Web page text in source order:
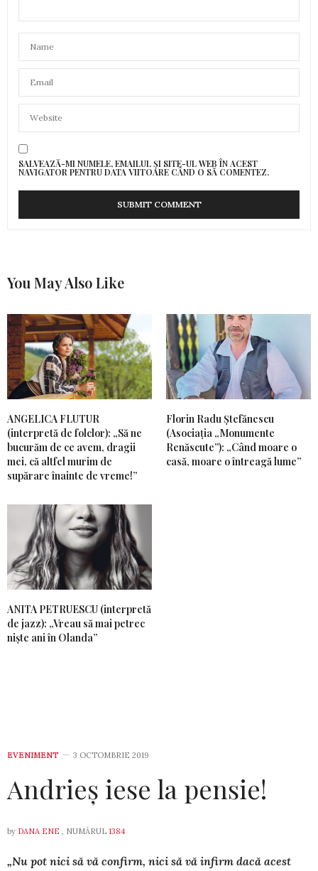
SALVEAZĂ-MI NUMELE, EMAILUL ȘI SITE-UL WEB ÎN ACEST
NAVIGATOR PENTRU DATA VIITOARE CÂND O SĂ COMENTEZ.
You May Also Like
ANGELICA FLUTUR
(interpretă de folclor): „Să ne
bucurăm de ce avem, dragii
mei, că altfel murim de
supărare înainte de vreme!”
Florin Radu Ștefănescu
(Asociația „Monumente
Renăscute”): „Când moare o
casă, moare o întreagă lume”
ANITA PETRUESCU (interpretă
de jazz): „Vreau să mai petrec
niște ani în Olanda”
EVENIMENT 3 OCTOMBRIE 2019
Andrieș iese la pensie!
by DANA ENE , NUMĂRUL 1384
„Nu pot nici să vă confirm, nici să vă infirm dacă acest